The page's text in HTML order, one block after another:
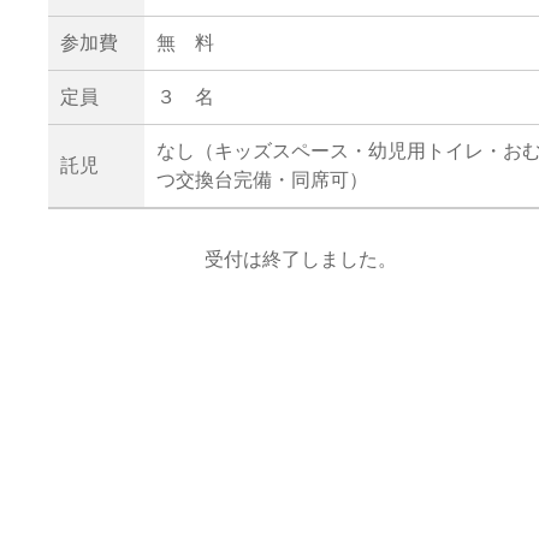
参加費 無 料
定員 ３ 名
託児
なし（キッズスペース・幼児用トイレ・お
つ交換台完備・同席可）
受付は終了しました。